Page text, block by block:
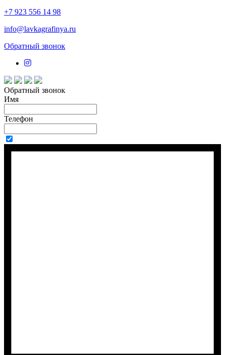
+7 923 556 14 98
info@lavkagrafinya.ru
Обратный звонок
Обратный звонок
Имя
Телефон